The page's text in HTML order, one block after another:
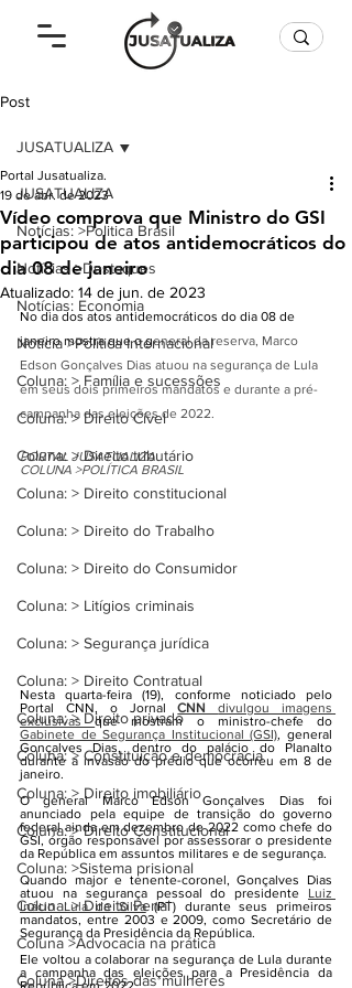
Post
JUSATUALIZA
Notícias: >Politica Brasil
Notícias >Destaques
Notícias: Economia
Notícia >Política Internacional
Coluna: > Família e sucessões
Coluna: > Direito Cível
Coluna: > Direito tributário
Coluna: > Direito constitucional
Coluna: > Direito do Trabalho
Coluna: > Direito do Consumidor
Coluna: > Litígios criminais
Coluna: > Segurança jurídica
Coluna: > Direito Contratual
Coluna: > Direito privado
Coluna: > Constituição e democracia
Coluna: > Direito imobiliário
Coluna: > Direito Constitucional
Coluna: >Sistema prisional
Coluna: > Direito Penal
Coluna >Advocacia na prática
Coluna >Direitos das mulheres
JUSATUALIZA
Vídeo comprova que Ministro do GSI
participou de atos antidemocráticos do
dia 08 de janeiro
Portal Jusatualiza.
19 de abr. de 2023
Atualizado: 14 de jun. de 2023
No dia dos atos antidemocráticos do dia 08 de
janeiro mostra que o general da reserva, Marco
Edson Gonçalves Dias atuou na segurança de Lula
em seus dois primeiros mandatos e durante a pré-
campanha das eleições de 2022.
PORTAL JUSATUALIZA
COLUNA >POLÍTICA BRASIL
Nesta quarta-feira (19), conforme noticiado pelo
Portal CNN, o Jornal CNN divulgou imagens
exclusivas
Gabinete de Segurança Institucional (GSI), general
Gonçalves Dias, dentro do palácio do Planalto
durante a invasão do prédio que ocorreu em 8 de
janeiro.
O general Marco Edson Gonçalves Dias foi
anunciado pela equipe de transição do governo
federal ainda em dezembro de 2022 como chefe do
GSI, órgão responsável por assessorar o presidente
da República em assuntos militares e de segurança.
Quando major e tenente-coronel, Gonçalves Dias
atuou na segurança pessoal do presidente Luiz
Inácio Lula da Silva (PT) durante seus primeiros
mandatos, entre 2003 e 2009, como Secretário de
Segurança da Presidência da República.
Ele voltou a colaborar na segurança de Lula durante
a campanha das eleições para a Presidência da